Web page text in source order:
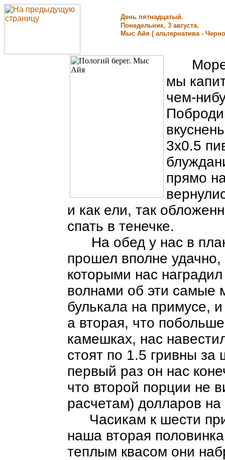
День пятнадцатый.
Понедельник, 3 августа.
Мыс Айя ( альтернатива -
мы
чем-
3х0.5
прямо
и как ели, так
спать в тенечке.
На обед у нас в
прошел вполне удачно,
которыми нас
волнами об эти самые
булькала на примусе,
а вторая, что
камешках, нас
стоят по 1.5 гривны
первый раз он нас
что второй порции не
расчетам) долларов
Часикам к шести
наша вторая
теплым квасом они